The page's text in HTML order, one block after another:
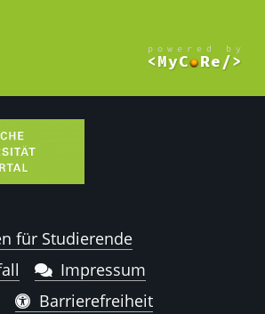
für Studierende
Impressum
Barrierefreiheit